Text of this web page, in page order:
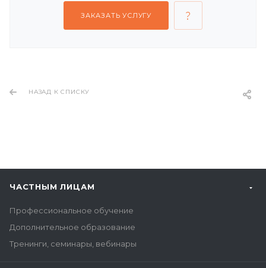
ЗАКАЗАТЬ УСЛУГУ
НАЗАД К СПИСКУ
ЧАСТНЫМ ЛИЦАМ
Профессиональное обучение
Дополнительное образование
Тренинги, семинары, вебинары